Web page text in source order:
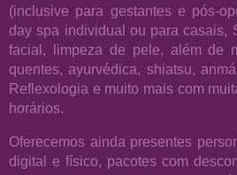
(inclusive para gestantes e pós-
day spa individual ou para casais,
facial, limpeza de pele, além de
quentes, ayurvédica, shiatsu,
Reflexologia e muito mais com
horários.
Oferecemos ainda presentes
digital e físico, pacotes com